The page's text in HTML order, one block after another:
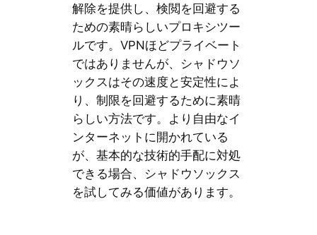
解除を提供し、検閲を回避する
ための素晴らしいプロキシツー
ルです。VPNほどプライベート
ではありませんが、シャドウソ
ックスはその速度と安定性によ
り、制限を回避するために素晴
らしい方法です。より自由なイ
ンターネットに開かれている
が、基本的な技術的手配に対処
できる場合、シャドウソックス
を試してみる価値があります。